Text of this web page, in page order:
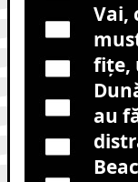
Vai,
fițe,
au